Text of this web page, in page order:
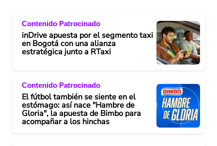
Contenido Patrocinado
inDrive apuesta por el segmento taxi
en Bogotá con una alianza
estratégica junto a RTaxi
Contenido Patrocinado
El fútbol también se siente en el
estómago: así nace "Hambre de
Gloria", la apuesta de Bimbo para
acompañar a los hinchas